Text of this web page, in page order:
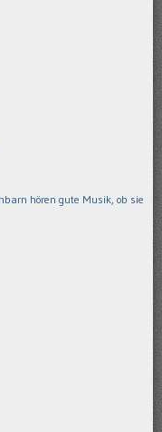
hören gute Musik, ob sie